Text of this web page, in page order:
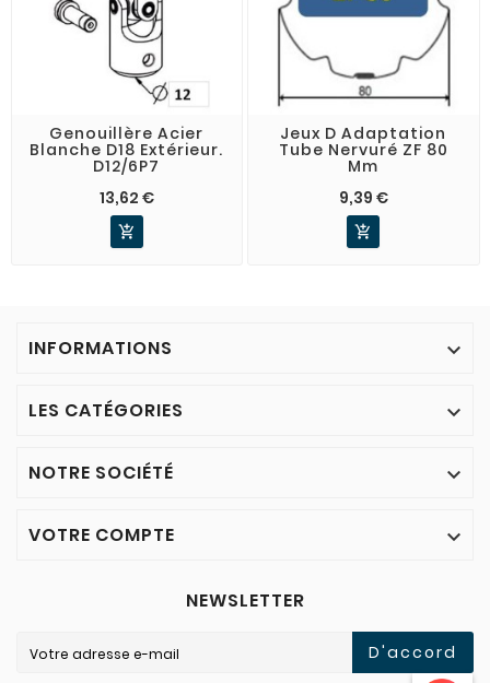
Genouillère Acier
Blanche D18 Extérieur.
D12/6P7
13,62 €

Jeux D Adaptation
Tube Nervuré ZF 80
Mm
9,39 €

INFORMATIONS 
LES CATÉGORIES 
NOTRE SOCIÉTÉ 
VOTRE COMPTE 
NEWSLETTER
D'accord